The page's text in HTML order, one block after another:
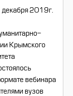
2019г.
Крымского
вебинара
вузов